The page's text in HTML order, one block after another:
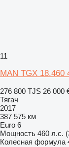
11
MAN TGX 18.460
276 800 TJS 26 000
Тягач
2017
387 575 км
Euro 6
Мощность 460 л.с.
Колесная формула